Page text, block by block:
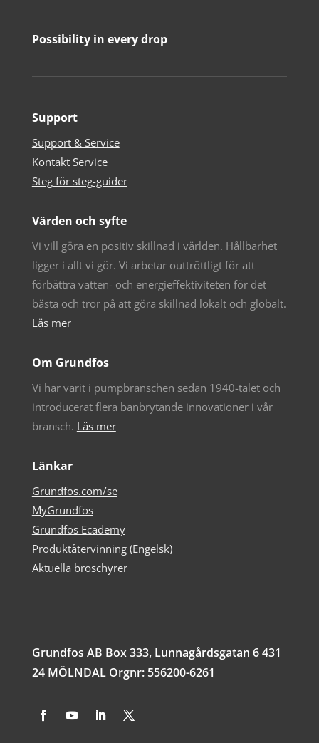
Possibility in every drop
Support
Support & Service
Kontakt Service
Steg för steg-guider
Värden och syfte
Vi vill göra en positiv skillnad i världen. Hållbarhet
ligger i allt vi gör. Vi arbetar outtröttligt för att
förbättra vatten- och energieffektiviteten för det
bästa och tror på att göra skillnad lokalt och globalt.
Läs mer
Om Grundfos
Vi har varit i pumpbranschen sedan 1940-talet och
introducerat flera banbrytande innovationer i vår
bransch. Läs mer
Länkar
Grundfos.com/se
MyGrundfos
Grundfos Ecademy
Produktåtervinning (Engelsk)
Aktuella broschyrer
Grundfos AB Box 333, Lunnagårdsgatan 6 431
24 MÖLNDAL Orgnr: 556200-6261